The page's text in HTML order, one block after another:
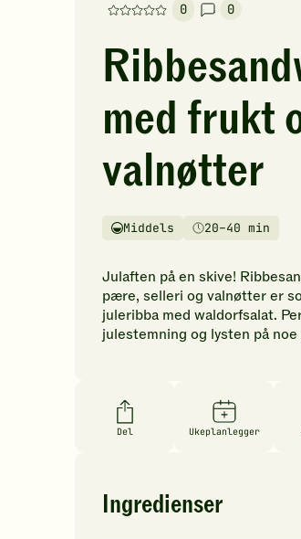
0
Denne
har
foreløpig
vurderinger.
Bli
den
første
å
vurdere
oppskriften.
0
med frukt
valnøtter
Vanskelighetsgrad
Middels
Tilberedningstid20–40 min
Julaften på en skive!
pære, selleri og valnøtter er
juleribba med waldorfsalat.
julestemning og lysten på
Del Ukeplanlegger
Ingredienser